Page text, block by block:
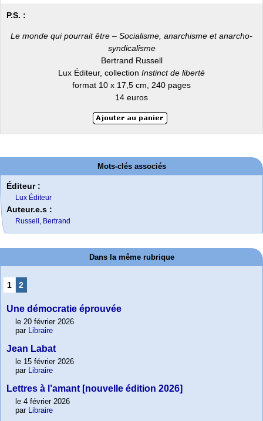
P.S. :
Le monde qui pourrait être – Socialisme, anarchisme et anarcho-
syndicalisme
Bertrand Russell
Lux Éditeur, collection Instinct de liberté
format 10 x 17,5 cm, 240 pages
14 euros
Mots-clés associés
Éditeur :
Lux Éditeur
Auteur.e.s :
Russell, Bertrand
Dans la même rubrique
1 2
Une démocratie éprouvée
le 20 février 2026
par Libraire
Jean Labat
le 15 février 2026
par Libraire
Lettres à l’amant [nouvelle édition 2026]
le 4 février 2026
par Libraire